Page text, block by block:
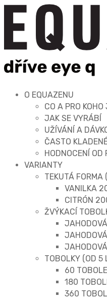
O EQUAZENU
CO A PRO
JAK SE VYRÁBÍ
UŽÍVÁNÍ A
ČASTO
HODNOCENÍ OD
VARIANTY
TEKUTÁ FORMA
VANILKA
CITRÓN
ŽVÝKACÍ
TOBOLKY (OD 5
60
180
360